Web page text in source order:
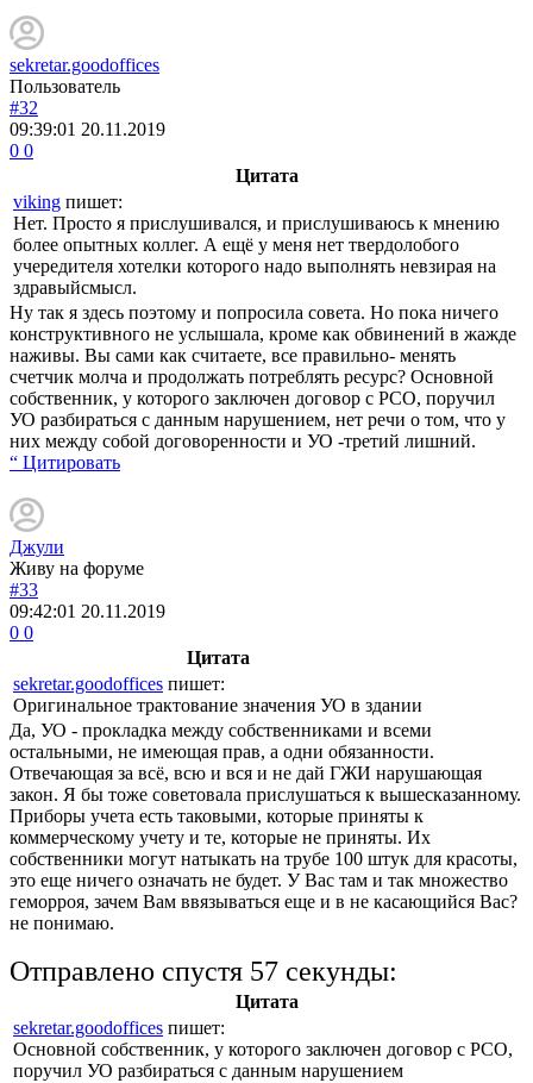
sekretar.goodoffices
Пользователь
#32
09:39:01 20.11.2019
0 0
Цитата
viking пишет:
Нет. Просто я прислушивался, и прислушиваюсь к мнению
более опытных коллег. А ещё у меня нет твердолобого
учередителя хотелки которого надо выполнять невзирая на
здравыйсмысл.
Ну так я здесь поэтому и попросила совета. Но пока ничего
конструктивного не услышала, кроме как обвинений в жажде
наживы. Вы сами как считаете, все правильно- менять
счетчик молча и продолжать потреблять ресурс? Основной
собственник, у которого заключен договор с РСО, поручил
УО разбираться с данным нарушением, нет речи о том, что у
них между собой договоренности и УО -третий лишний.
“ Цитировать
Джули
Живу на форуме
#33
09:42:01 20.11.2019
0 0
Цитата
sekretar.goodoffices пишет:
Оригинальное трактование значения УО в здании
Да, УО - прокладка между собственниками и всеми
остальными, не имеющая прав, а одни обязанности.
Отвечающая за всё, всю и вся и не дай ГЖИ нарушающая
закон. Я бы тоже советовала прислушаться к вышесказанному.
Приборы учета есть таковыми, которые приняты к
коммерческому учету и те, которые не приняты. Их
собственники могут натыкать на трубе 100 штук для красоты,
это еще ничего означать не будет. У Вас там и так множество
геморроя, зачем Вам ввязываться еще и в не касающийся Вас?
не понимаю.
Отправлено спустя 57 секунды:
Цитата
sekretar.goodoffices пишет:
Основной собственник, у которого заключен договор с РСО,
поручил УО разбираться с данным нарушением